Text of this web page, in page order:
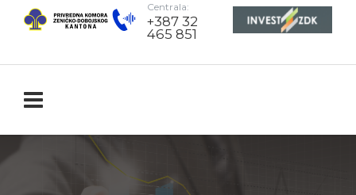
Centrala:
+387 32
465 851